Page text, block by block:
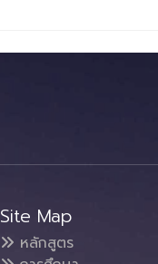
Site Map
หลักสูตร